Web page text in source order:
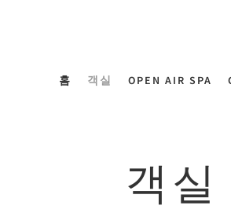
홈 객실 OPEN AIR SPA
객실